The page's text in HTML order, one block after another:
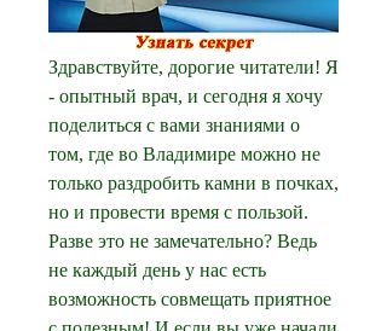
Здравствуйте, дорогие читатели! Я
- опытный врач, и сегодня я хочу
поделиться с вами знаниями о
том, где во Владимире можно не
только раздробить камни в почках,
но и провести время с пользой.
Разве это не замечательно? Ведь
не каждый день у нас есть
возможность совмещать приятное